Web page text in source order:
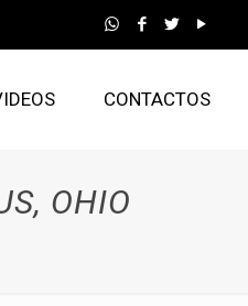
CONTACTOS
OHIO